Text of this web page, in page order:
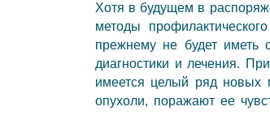
Хотя в будущем в
методы
прежнему не будет иметь
диагностики и лечения.
имеется целый ряд новых
опухоли, поражают ее